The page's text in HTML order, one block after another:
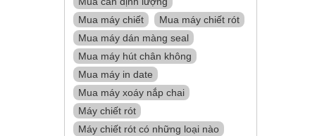
Mua máy chiết
Mua máy chiết rót
Mua máy dán màng seal
Mua máy hút chân không
Mua máy in date
Mua máy xoáy nắp chai
Máy chiết rót
Máy chiết rót có những loại nào